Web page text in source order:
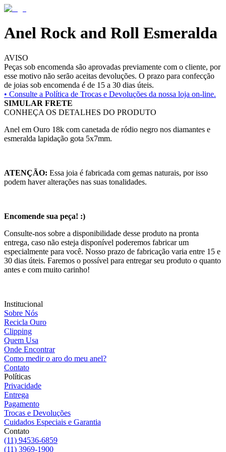
Anel Rock and Roll Esmeralda
AVISO
Peças sob encomenda são aprovadas previamente com o cliente, por
esse motivo não serão aceitas devoluções. O prazo para confecção
de joias sob encomenda é de 15 a 30 dias úteis.
• Consulte a Política de Trocas e Devoluções da nossa loja on-line.
SIMULAR FRETE
CONHEÇA OS DETALHES DO PRODUTO
Anel em Ouro 18k com canetada de ródio negro nos diamantes e
esmeralda lapidação gota 5x7mm.
ATENÇÃO: Essa joia é fabricada com gemas naturais, por isso
podem haver alterações nas suas tonalidades.
Encomende sua peça! :)
Consulte-nos sobre a disponibilidade desse produto na pronta
entrega, caso não esteja disponível poderemos fabricar um
especialmente para você. Nosso prazo de fabricação varia entre 15 e
30 dias úteis. Faremos o possível para entregar seu produto o quanto
antes e com muito carinho!
Institucional
Sobre Nós
Recicla Ouro
Clipping
Quem Usa
Onde Encontrar
Como medir o aro do meu anel?
Contato
Políticas
Privacidade
Entrega
Pagamento
Trocas e Devoluções
Cuidados Especiais e Garantia
Contato
(11) 94536-6859
(11) 3969-1900